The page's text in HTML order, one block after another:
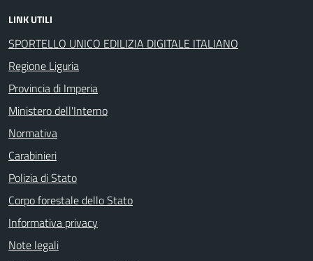
LINK UTILI
SPORTELLO UNICO EDILIZIA DIGITALE ITALIANO
Regione Liguria
Provincia di Imperia
Ministero dell'Interno
Normativa
Carabinieri
Polizia di Stato
Corpo forestale dello Stato
Informativa privacy
Note legali